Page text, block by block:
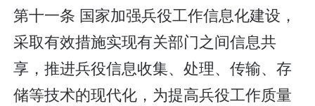
第十一条 国家加强兵役工作信息化建设，
采取有效措施实现有关部门之间信息共
享，推进兵役信息收集、处理、传输、存
储等技术的现代化，为提高兵役工作质量